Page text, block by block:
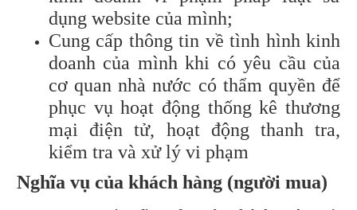
dụng website của mình;
Cung cấp thông tin về tình hình kinh
doanh của mình khi có yêu cầu của
cơ quan nhà nước có thẩm quyền để
phục vụ hoạt động thống kê thương
mại điện tử, hoạt động thanh tra,
kiểm tra và xử lý vi phạm
Nghĩa vụ của khách hàng (người mua)